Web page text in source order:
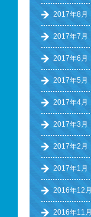
2017年8月
2017年7月
2017年6月
2017年5月
2017年4月
2017年3月
2017年2月
2017年1月
2016年12月
2016年11月